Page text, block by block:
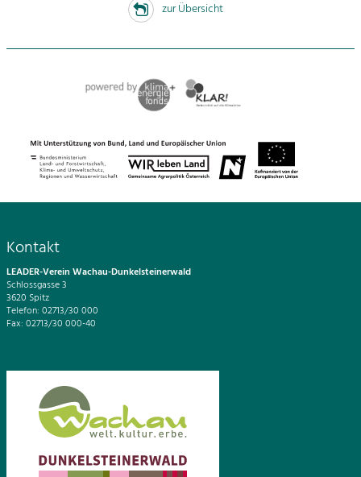
zur Übersicht
Kontakt
LEADER-Verein Wachau-Dunkelsteinerwald
Schlossgasse 3
3620 Spitz
Telefon: 02713/30 000
Fax: 02713/30 000-40